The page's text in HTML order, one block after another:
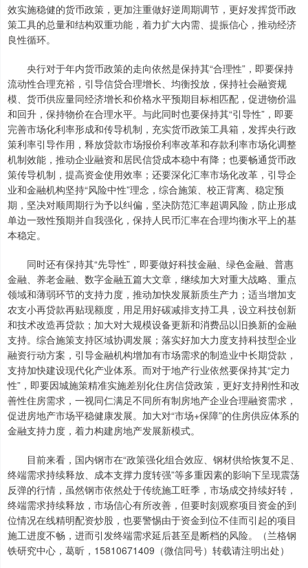
效实施稳健的货币政策，更加注重做好逆周期调节，更好发挥货币政
策工具的总量和结构双重功能，着力扩大内需、提振信心，推动经济
良性循环。
央行对于年内货币政策的走向依然是保持其“合理性”，即要保持
流动性合理充裕，引导信贷合理增长、均衡投放，保持社会融资规
模、货币供应量同经济增长和价格水平预期目标相匹配，促进物价温
和回升，保持物价在合理水平。与此同时也要保持其“引导性”，即要
完善市场化利率形成和传导机制，充实货币政策工具箱，发挥央行政
策利率引导作用，释放贷款市场报价利率改革和存款利率市场化调整
机制效能，推动企业融资和居民信贷成本稳中有降；也要畅通货币政
策传导机制，提高资金使用效率；还要深化汇率市场化改革，引导企
业和金融机构坚持“风险中性”理念，综合施策、校正背离、稳定预
期，坚决对顺周期行为予以纠偏，坚决防范汇率超调风险，防止形成
单边一致性预期并自我强化，保持人民币汇率在合理均衡水平上的基
本稳定。
同时还有保持其“先导性”，即要做好科技金融、绿色金融、普惠
金融、养老金融、数字金融五篇大文章，继续加大对重大战略、重点
领域和薄弱环节的支持力度，推动加快发展新质生产力；适当增加支
农支小再贷款再贴现额度，用足用好碳减排支持工具，设立科技创新
和技术改造再贷款；加大对大规模设备更新和消费品以旧换新的金融
支持。综合施策支持区域协调发展；落实好加大力度支持科技型企业
融资行动方案，引导金融机构增加有市场需求的制造业中长期贷款，
支持加快建设现代化产业体系。而对于地产行业依然要保持其“定力
性”，即要因城施策精准实施差别化住房信贷政策，更好支持刚性和改
善性住房需求，一视同仁满足不同所有制房地产企业合理融资需求，
促进房地产市场平稳健康发展。加大对“市场+保障”的住房供应体系的
金融支持力度，着力构建房地产发展新模式。
目前来看，国内钢市在“政策强化组合效应、钢材供给恢复不足、
终端需求持续释放、成本支撑力度转强”等多重因素的影响下呈现震荡
反弹的行情，虽然钢市依然处于传统施工旺季，市场成交持续好转，
终端需求持续释放，市场信心有所改善，但要时刻观察项目资金的到
位情况在线精明配资炒股，也要警惕由于资金到位不佳而引起的项目
施工进度不畅，进而引发终端需求延后甚至是断档的风险。（兰格钢
铁研究中心，葛昕，15810671409（微信同号）转载请注明出处）